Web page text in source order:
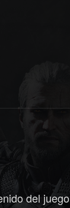
del juego